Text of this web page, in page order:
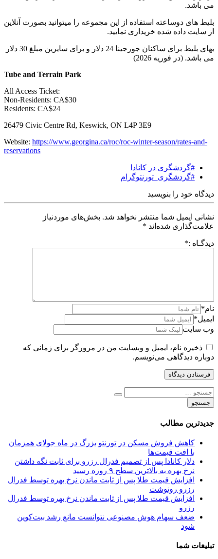
می باشد.
بلیط های دوساعته استفاده از این مجموعه را میتوانید بصورت آنلاین
از سایت داده شده خریداری نمایید.
بهای بلیط برای ساکنان جورجینا 24 دلار و برای سایرین مبلغ 30 دلار
می باشد. (در فوریه 2026)
Tube and Terrain Park
All Access Ticket:
Non-Residents: CA$30
Residents: CA$24
26479 Civic Centre Rd, Keswick, ON L4P 3E9
Website: https://www.georgina.ca/roc/roc-winter-season/rates-and-
reservations
#گردشگری در کانادا
#گردشگری_تورنتوگرام
دیدگاه خود را بنویسید
نشانی ایمیل شما منتشر نخواهد شد. بخش‌های موردنیاز
علامت‌گذاری شده‌اند *
دیدگـاه :*
نام*
ایمیل*
وب سایت
ذخیره نام، ایمیل و وبسایت من در مرورگر برای زمانی که
دوباره دیدگاهی می‌نویسم.
جستجو
برای:
جدیدترین مطالب
کاهش فروش مسکن در تورنتو بزرگ در ماه جولای همزمان
با افت قیمت‌ها
دلار کانادا پس از تصمیم فدرال رزرو برای ثابت نگه داشتن
نرخ بهره به بالاترین سطح ۹ روزه رسید
افزایش قیمت طلا پس از ثابت ماندن نرخ بهره توسط فدرال
رزرو رونوشت
افزایش قیمت طلا پس از ثابت ماندن نرخ بهره توسط فدرال
رزرو
ضعف سهام هوش مصنوعی نتوانست مانع رشد بیت‌کوین
شود
تبلیغات شما